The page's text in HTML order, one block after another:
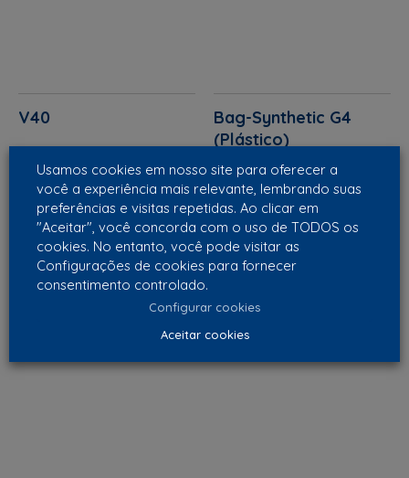
V40
Bag-Synthetic G4
(Plástico)
Usamos cookies em nosso site para oferecer a
você a experiência mais relevante, lembrando suas
preferências e visitas repetidas. Ao clicar em
"Aceitar", você concorda com o uso de TODOS os
cookies. No entanto, você pode visitar as
Configurações de cookies para fornecer
consentimento controlado.
Configurar cookies
Aceitar cookies